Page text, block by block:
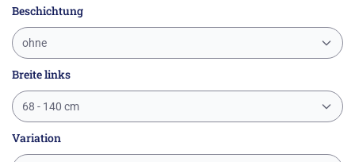
Beschichtung
ohne
Breite links
68 - 140 cm
Variation